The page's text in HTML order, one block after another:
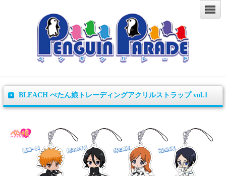
BLEACH ぺたん娘トレーディングアクリルストラップ vol.1